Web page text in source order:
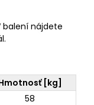
nájdete
[kg]
58